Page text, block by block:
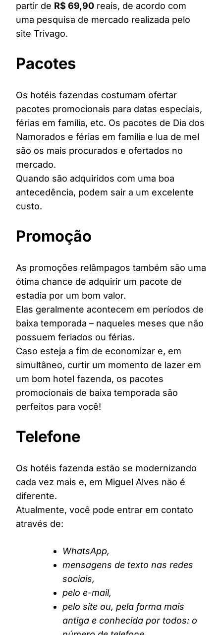
partir de R$ 69,90 reais, de acordo com
uma pesquisa de mercado realizada pelo
site Trivago.
Pacotes
Os hotéis fazendas costumam ofertar
pacotes promocionais para datas especiais,
férias em família, etc. Os pacotes de Dia dos
Namorados e férias em família e lua de mel
são os mais procurados e ofertados no
mercado.
Quando são adquiridos com uma boa
antecedência, podem sair a um excelente
custo.
Promoção
As promoções relâmpagos também são uma
ótima chance de adquirir um pacote de
estadia por um bom valor.
Elas geralmente acontecem em períodos de
baixa temporada – naqueles meses que não
possuem feriados ou férias.
Caso esteja a fim de economizar e, em
simultâneo, curtir um momento de lazer em
um bom hotel fazenda, os pacotes
promocionais de baixa temporada são
perfeitos para você!
Telefone
Os hotéis fazenda estão se modernizando
cada vez mais e, em Miguel Alves não é
diferente.
Atualmente, você pode entrar em contato
através de:
WhatsApp,
mensagens de texto nas redes
sociais,
pelo e-mail,
pelo site ou, pela forma mais
antiga e conhecida por todos: o